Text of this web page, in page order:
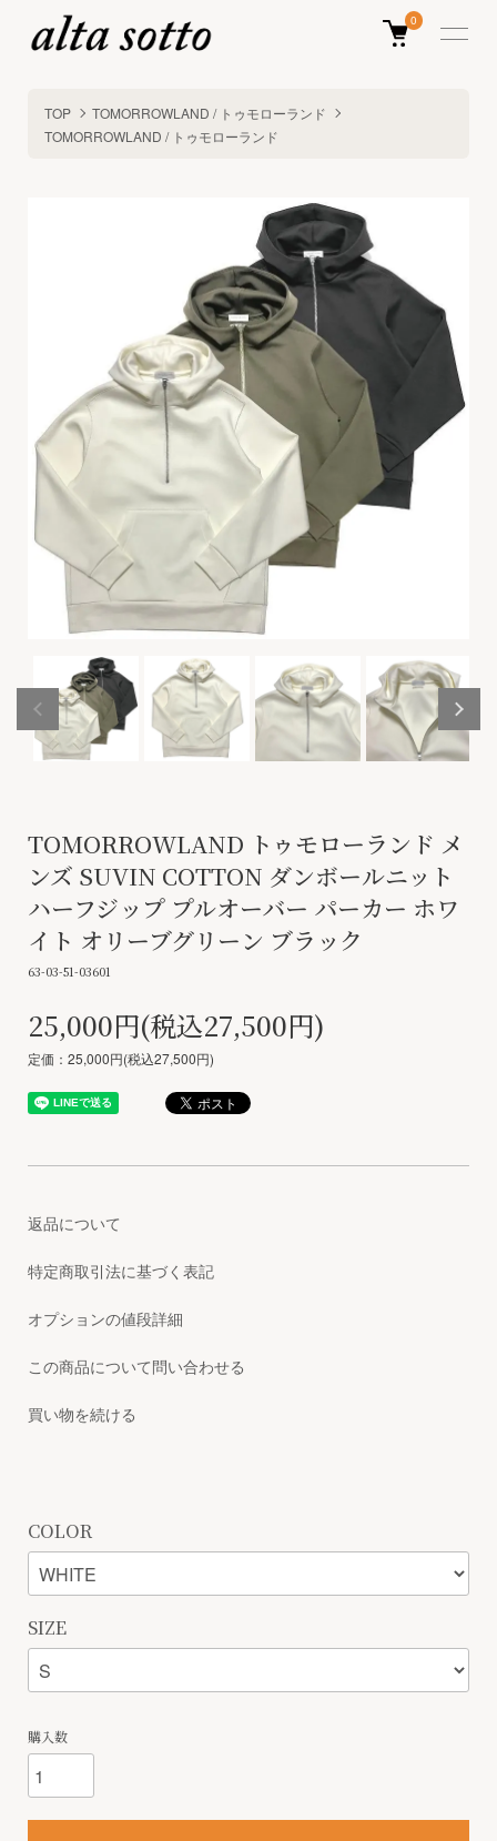
0
TOP
TOMORROWLAND / トゥモローランド
TOMORROWLAND / トゥモローランド
TOMORROWLAND トゥモローランド メ
ンズ SUVIN COTTON ダンボールニット
ハーフジップ プルオーバー パーカー ホワ
イト オリーブグリーン ブラック
63-03-51-03601
25,000円(税込27,500円)
定価：25,000円(税込27,500円)
返品について
特定商取引法に基づく表記
オプションの値段詳細
この商品について問い合わせる
買い物を続ける
COLOR
SIZE
購入数